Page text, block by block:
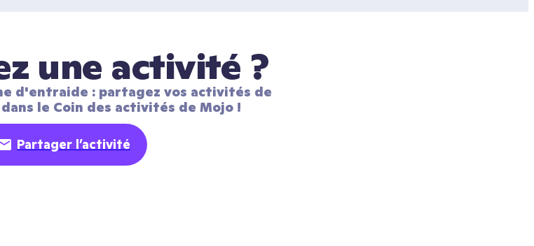
une activité ?
d'entraide : partagez vos activités de
le Coin des activités de Mojo !
Partager l’activité